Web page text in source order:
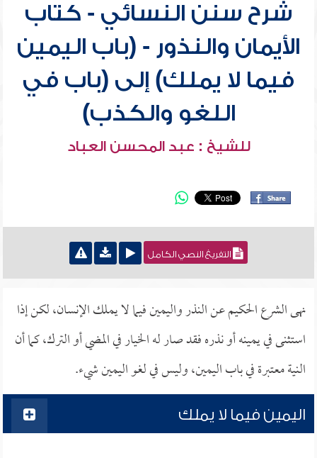
شرح سنن النسائي - كتاب
الأيمان والنذور - (باب اليمين
فيما لا يملك) إلى (باب في
اللغو والكذب)
للشيخ : عبد المحسن العباد
التفريغ النصي الكامل
نهى الشرع الحكيم عن النذر واليمين فيما لا يملك الإنسان، لكن إذا
استثنى في يمينه أو نذره فقد صار له الخيار في المضي أو الترك، كما أن
النية معتبرة في باب اليمين، وليس في لغو اليمين شيء.
اليمين فيما لا يملك